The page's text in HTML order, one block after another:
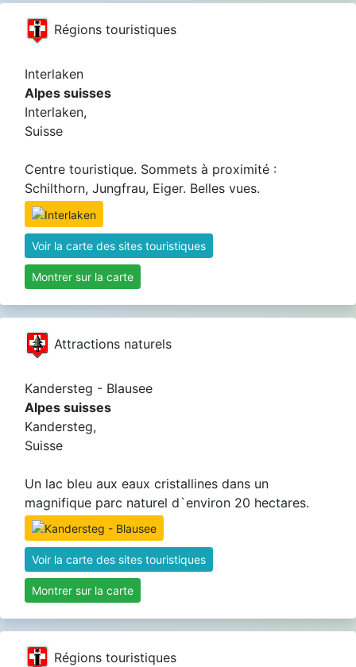
Régions touristiques
Interlaken
Alpes suisses
Interlaken,
Suisse
Centre touristique. Sommets à proximité :
Schilthorn, Jungfrau, Eiger. Belles vues.
Voir la carte des sites touristiques
Montrer sur la carte
Attractions naturels
Kandersteg - Blausee
Alpes suisses
Kandersteg,
Suisse
Un lac bleu aux eaux cristallines dans un
magnifique parc naturel d`environ 20 hectares.
Voir la carte des sites touristiques
Montrer sur la carte
Régions touristiques